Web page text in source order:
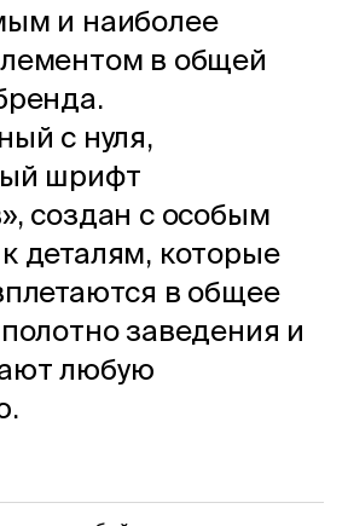
и наиболее
в общей
с нуля,
шрифт
создан с особым
деталям, которые
в общее
заведения и
любую